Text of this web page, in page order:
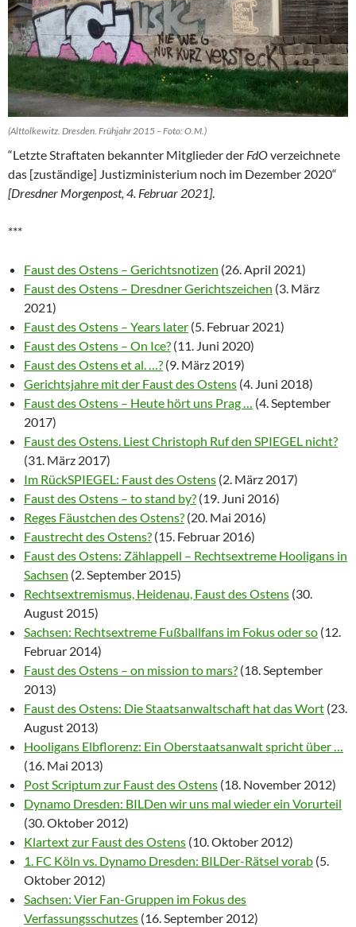
(Alttolkewitz. Dresden. Frühjahr 2015 – Foto: O.M.)
“Letzte Straftaten bekannter Mitglieder der FdOverzeichnete
das [zuständige] Justizministerium noch im Dezember 2020“
[Dresdner Morgenpost, 4. Februar 2021].
***
Faust des Ostens – Gerichtsnotizen (26. April 2021)
Faust des Ostens – Dresdner Gerichtszeichen (3. März
2021)
Faust des Ostens – Years later (5. Februar 2021)
Faust des Ostens – On Ice? (11. Juni 2020)
Faust des Ostens et al. …? (9. März 2019)
Gerichtsjahre mit der Faust des Ostens (4. Juni 2018)
Faust des Ostens – Heute hört uns Prag … (4. September
2017)
Faust des Ostens. Liest Christoph Ruf den SPIEGEL nicht?
(31. März 2017)
Im RückSPIEGEL: Faust des Ostens (2. März 2017)
Faust des Ostens – to stand by? (19. Juni 2016)
Reges Fäustchen des Ostens? (20. Mai 2016)
Faustrecht des Ostens? (15. Februar 2016)
Faust des Ostens: Zählappell – Rechtsextreme Hooligans in
Sachsen (2. September 2015)
Rechtsextremismus, Heidenau, Faust des Ostens (30.
August 2015)
Sachsen: Rechtsextreme Fußballfans im Fokus oder so (12.
Februar 2014)
Faust des Ostens – on mission to mars? (18. September
2013)
Faust des Ostens: Die Staatsanwaltschaft hat das Wort (23.
August 2013)
Hooligans Elbflorenz: Ein Oberstaatsanwalt spricht über …
(16. Mai 2013)
Post Scriptum zur Faust des Ostens (18. November 2012)
Dynamo Dresden: BILDen wir uns mal wieder ein Vorurteil
(30. Oktober 2012)
Klartext zur Faust des Ostens (10. Oktober 2012)
1. FC Köln vs. Dynamo Dresden: BILDer-Rätsel vorab (5.
Oktober 2012)
Sachsen: Vier Fan-Gruppen im Fokus des
Verfassungsschutzes (16. September 2012)